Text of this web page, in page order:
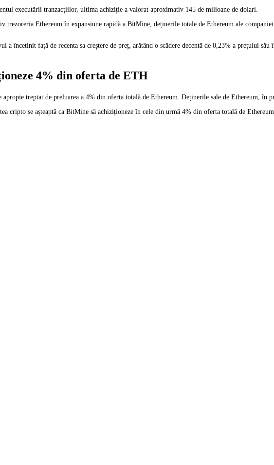
executării tranzacțiilor, ultima achiziție a valorat aproximativ 145 de milioane de dolari.
Ethereum în expansiune rapidă a BitMine, deținerile totale de Ethereum ale
încetinit față de recenta sa creștere de preț, arătând o scădere decentă de 0,23% a prețului său
4% din oferta de ETH
treptat de preluarea a 4% din oferta totală de Ethereum. Deținerile sale de Ethereum, în
cripto se așteaptă ca BitMine să achiziționeze în cele din urmă 4% din oferta totală de